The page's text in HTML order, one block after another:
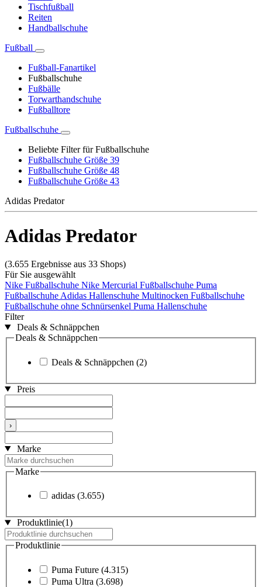
Tischfußball
Reiten
Handballschuhe
Fußball
Fußball-Fanartikel
Fußballschuhe
Fußbälle
Torwarthandschuhe
Fußballtore
Fußballschuhe
Beliebte Filter für Fußballschuhe
Fußballschuhe Größe 39
Fußballschuhe Größe 48
Fußballschuhe Größe 43
Adidas Predator
Adidas Predator
(3.655 Ergebnisse aus 33 Shops)
Für Sie ausgewählt
Nike Fußballschuhe Nike Mercurial Fußballschuhe Puma
Fußballschuhe Adidas Hallenschuhe Multinocken Fußballschuhe
Fußballschuhe ohne Schnürsenkel Puma Hallenschuhe
Filter
Deals & Schnäppchen
Deals & Schnäppchen
Deals & Schnäppchen (2)
Preis
›
Marke
Marke
adidas (3.655)
Produktlinie(1)
Produktlinie
Puma Future (4.315)
Puma Ultra (3.698)